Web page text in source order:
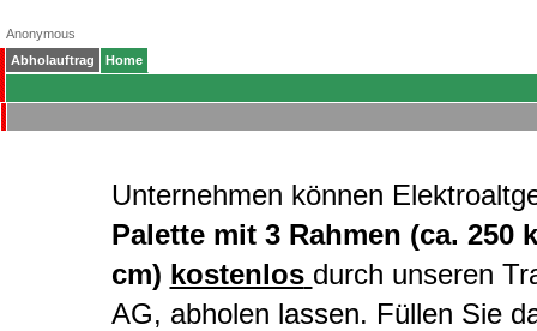
Anonymous
Abholauftrag
Home
Unternehmen können
Palette mit 3 Rahmen (ca. 250
cm) kostenlos durch unseren
AG, abholen lassen. Füllen Sie